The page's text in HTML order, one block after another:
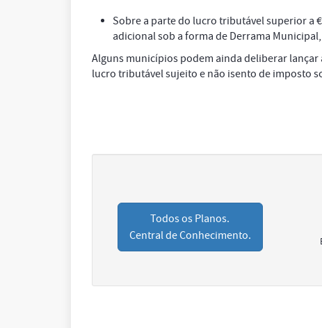
Sobre a parte do lucro tributável superior a
adicional sob a forma de Derrama
Alguns municípios podem ainda deliberar
lucro tributável sujeito e não isento de imposto
Todos os Planos.
Central de Conhecimento.